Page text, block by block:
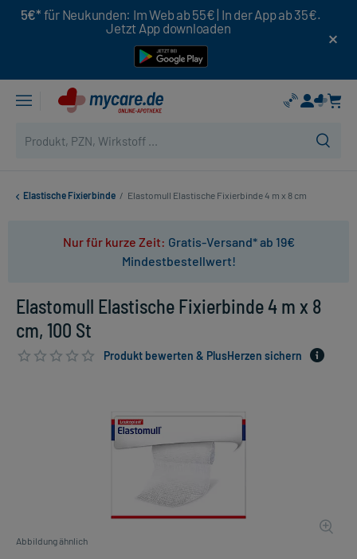
5€* für Neukunden: Im Web ab 55€ | In der App ab 35€.
Jetzt App downloaden
Elastische Fixierbinde / Elastomull Elastische Fixierbinde 4 m x 8 cm
Nur für kurze Zeit: Gratis-Versand* ab 19€
Mindestbestellwert!
Elastomull Elastische Fixierbinde 4 m x 8
cm, 100 St
Produkt bewerten & PlusHerzen sichern
Abbildung ähnlich